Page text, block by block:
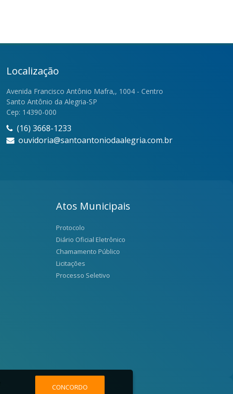
Localização
Avenida Francisco Antônio Mafra,, 1004 - Centro
Santo Antônio da Alegria-SP
Cep: 14390-000
(16) 3668-1233
ouvidoria@santoantoniodaalegria.com.br
Atos Municipais
Protocolo
Diário Oficial Eletrônico
Chamamento Público
Licitações
Processo Seletivo
CONCORDO